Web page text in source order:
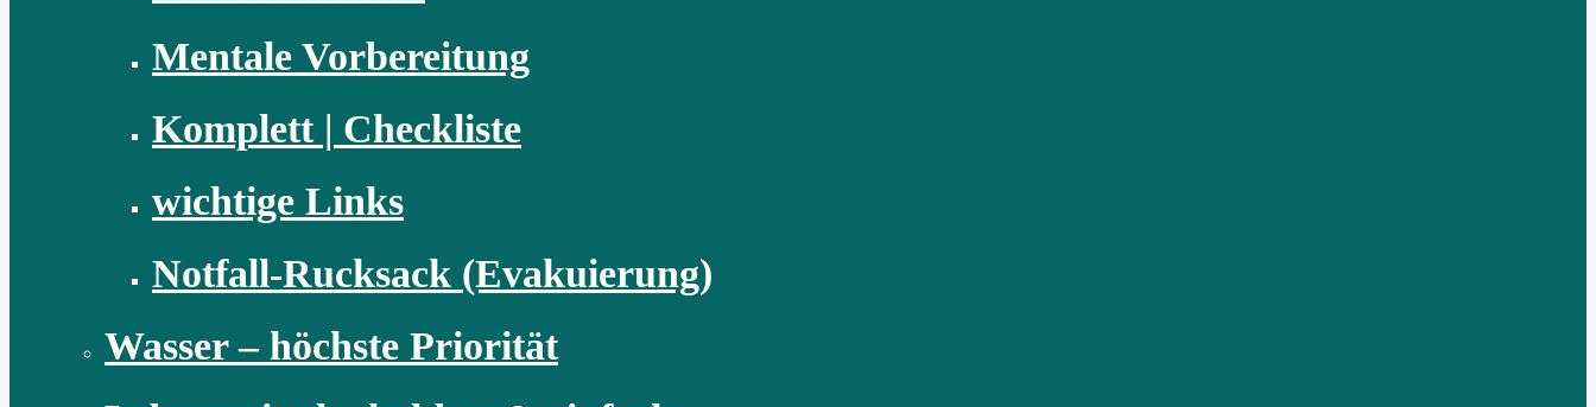
Mentale Vorbereitung
Komplett | Checkliste
wichtige Links
Notfall-Rucksack (Evakuierung)
Wasser – höchste Priorität